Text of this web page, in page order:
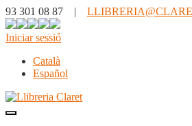
93 301 08 87 |
Iniciar sessió
Català
Español